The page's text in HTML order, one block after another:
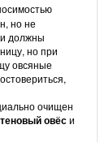
но не
должны
но при
овсяные
очищен
овёси